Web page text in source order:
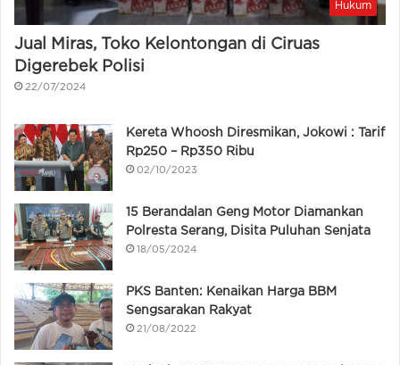
Hukum
Jual Miras, Toko Kelontongan di Ciruas
Digerebek Polisi
22/07/2024
Kereta Whoosh Diresmikan, Jokowi : Tarif
Rp250 – Rp350 Ribu
02/10/2023
15 Berandalan Geng Motor Diamankan
Polresta Serang, Disita Puluhan Senjata
18/05/2024
PKS Banten: Kenaikan Harga BBM
Sengsarakan Rakyat
21/08/2022